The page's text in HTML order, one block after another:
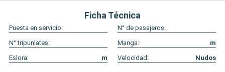
Ficha Técnica
Puesta en servicio:
N° de pasajeros:
N° tripunlates:
Manga:
m
Eslora:
m Velocidad: Nudos